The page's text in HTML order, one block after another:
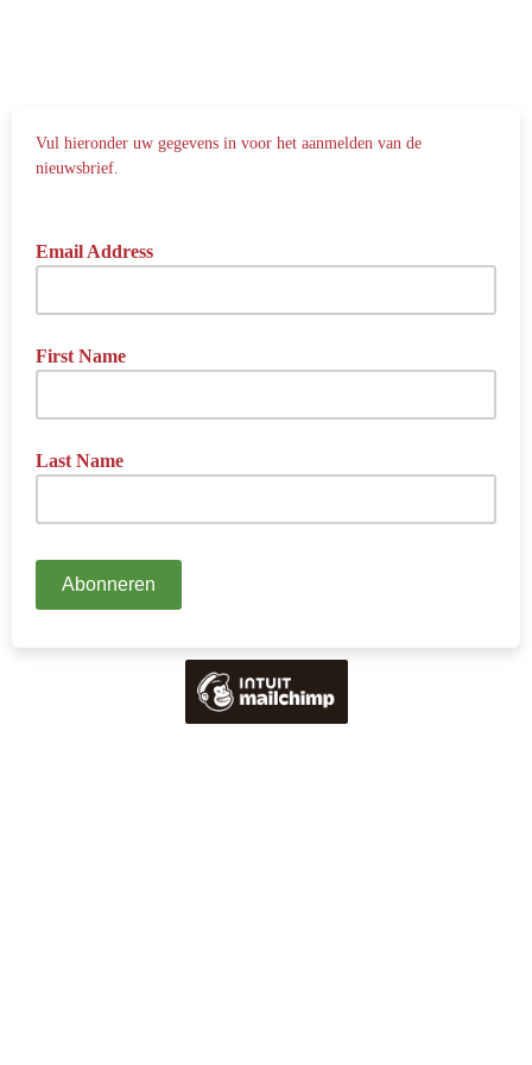
Vul hieronder uw gegevens in voor het aanmelden van de
nieuwsbrief.
Email Address
First Name
Last Name